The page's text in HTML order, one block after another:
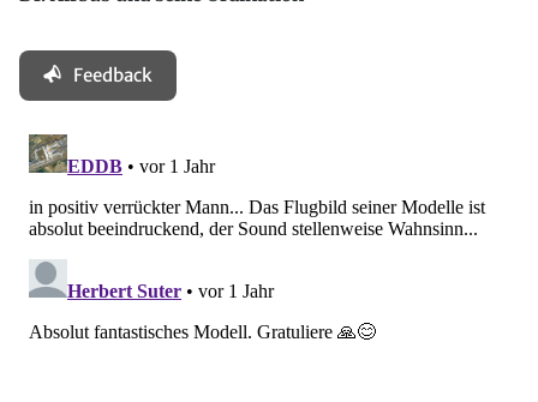
Feedback